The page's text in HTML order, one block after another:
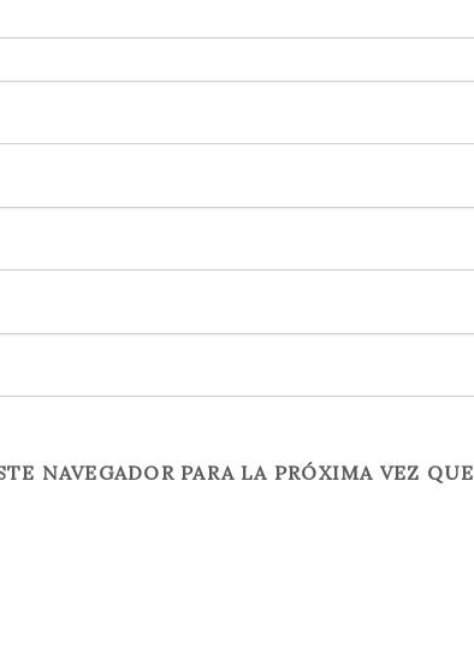
NAVEGADOR PARA LA PRÓXIMA VEZ QUE